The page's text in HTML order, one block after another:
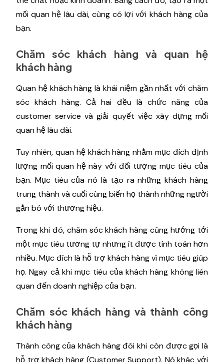
mối quan hệ lâu dài, cùng có lợi với khách hàng của
bạn.
Chăm sóc khách hàng và quan hệ
khách hàng
Quan hệ khách hàng là khái niệm gần nhất với chăm
sóc khách hàng. Cả hai đều là chức năng của
customer service và giải quyết việc xây dựng mối
quan hệ lâu dài.
Tuy nhiên, quan hệ khách hàng nhằm mục đích định
lượng mối quan hệ này với đối tượng mục tiêu của
bạn. Mục tiêu của nó là tạo ra những khách hàng
trung thành và cuối cùng biến họ thành những người
gắn bó với thương hiệu.
Trong khi đó, chăm sóc khách hàng cũng hướng tới
một mục tiêu tương tự nhưng ít được tính toán hơn
nhiều. Mục đích là hỗ trợ khách hàng vì mục tiêu giúp
họ. Ngay cả khi mục tiêu của khách hàng không liên
quan đến doanh nghiệp của bạn.
Chăm sóc khách hàng và thành công
khách hàng
Thành công của khách hàng đôi khi còn được gọi là